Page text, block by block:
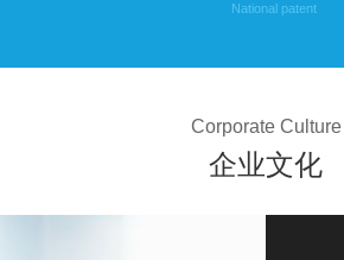
National patent
Corporate Culture
企业文化